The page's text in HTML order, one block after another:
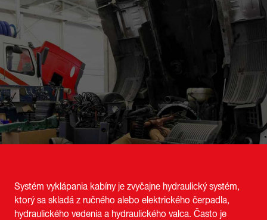
Systém vyklápania kabíny je zvyčajne hydraulický systém,
ktorý sa skladá z ručného alebo elektrického čerpadla,
hydraulického vedenia a hydraulického valca. Často je